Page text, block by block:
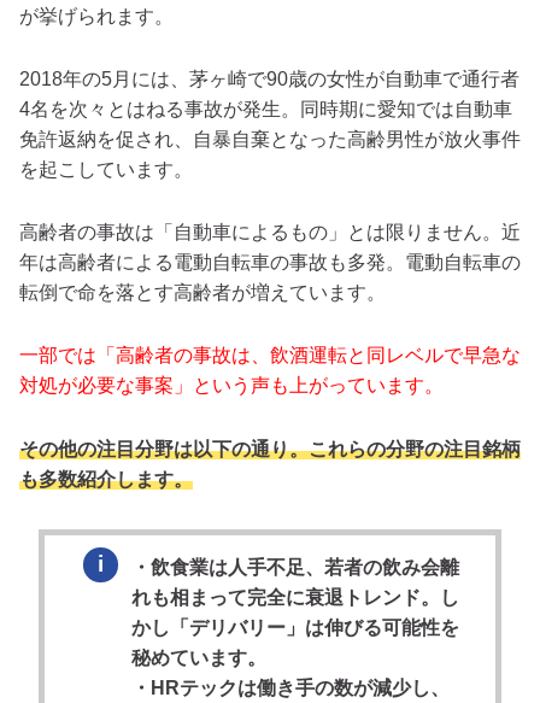
が挙げられます。
2018年の5月には、茅ヶ崎で90歳の女性が自動車で通行者
4名を次々とはねる事故が発生。同時期に愛知では自動車
免許返納を促され、自暴自棄となった高齢男性が放火事件
を起こしています。
高齢者の事故は「自動車によるもの」とは限りません。近
年は高齢者による電動自転車の事故も多発。電動自転車の
転倒で命を落とす高齢者が増えています。
一部では「高齢者の事故は、飲酒運転と同レベルで早急な
対処が必要な事案」という声も上がっています。
その他の注目分野は以下の通り。これらの分野の注目銘柄
も多数紹介します。
・飲食業は人手不足、若者の飲み会離
れも相まって完全に衰退トレンド。し
かし「デリバリー」は伸びる可能性を
秘めています。
・HRテックは働き手の数が減少し、